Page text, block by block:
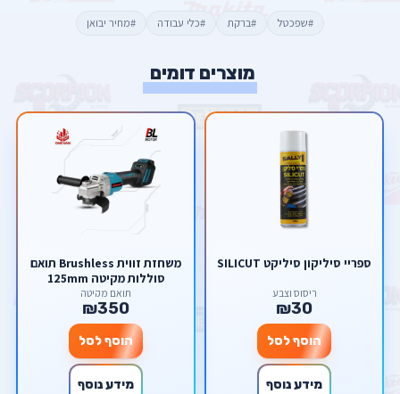
#שפכטל #ברקת #כלי עבודה #מחיר יבואן
מוצרים דומים
ספריי סיליקון סיליקט SILICUT
ריסוס וצבע
₪30
הוסף לסל
מידע נוסף
משחזת זווית Brushless תואם
סוללות מקיטה 125mm
תואם מקיטה
₪350
הוסף לסל
מידע נוסף